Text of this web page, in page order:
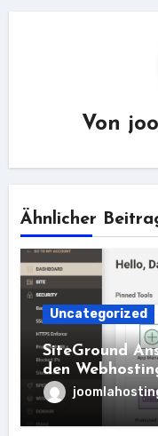
Von
Ähnlicher
Uncategorized
SiteGround
den